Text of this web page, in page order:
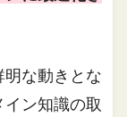
な動きとな
ン知識の取